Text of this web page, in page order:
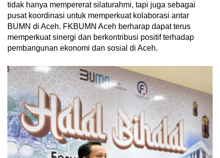
tidak hanya mempererat silaturahmi, tapi juga sebagai
pusat koordinasi untuk memperkuat kolaborasi antar
BUMN di Aceh. FKBUMN Aceh berharap dapat terus
memperkuat sinergi dan berkontribusi positif terhadap
pembangunan ekonomi dan sosial di Aceh.